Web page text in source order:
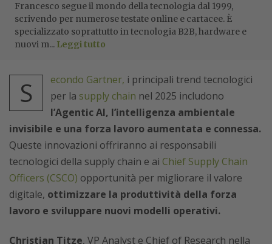
Francesco segue il mondo della tecnologia dal 1999,
scrivendo per numerose testate online e cartacee. È
specializzato soprattutto in tecnologia B2B, hardware e
nuovi m... Leggi tutto
S econdo Gartner, i principali trend tecnologici
per la supply chain nel 2025 includono
l’Agentic AI, l’intelligenza ambientale
invisibile e una forza lavoro aumentata e connessa.
Queste innovazioni offriranno ai responsabili
tecnologici della supply chain e ai Chief Supply Chain
Officers (CSCO) opportunità per migliorare il valore
digitale, ottimizzare la produttività della forza
lavoro e sviluppare nuovi modelli operativi.
Christian Titze, VP Analyst e Chief of Research nella